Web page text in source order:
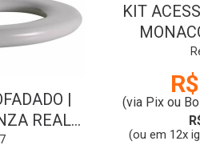
|
REAL |
KIT
(via Pix ou
(ou em 12x